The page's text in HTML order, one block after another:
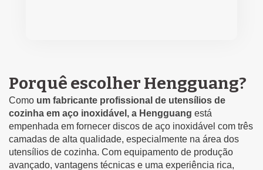
Porquê escolher Hengguang?
Como um fabricante profissional de utensílios de
cozinha em aço inoxidável, a Hengguang está
empenhada em fornecer discos de aço inoxidável com três
camadas de alta qualidade, especialmente na área dos
utensílios de cozinha. Com equipamento de produção
avançado, vantagens técnicas e uma experiência rica,